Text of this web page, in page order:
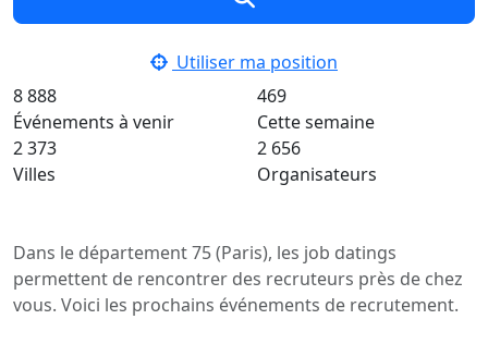
Utiliser ma position
8 888
Événements à venir
469
Cette semaine
2 373
Villes
2 656
Organisateurs
Dans le département 75 (Paris), les job datings
permettent de rencontrer des recruteurs près de chez
vous. Voici les prochains événements de recrutement.